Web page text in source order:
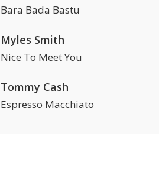
Bara Bada Bastu
Myles Smith
Nice To Meet You
Tommy Cash
Espresso Macchiato